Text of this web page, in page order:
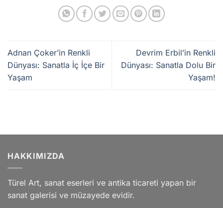
Adnan Çoker’in Renkli
Dünyası: Sanatla İç İçe Bir
Yaşam
Devrim Erbil’in Renkli
Dünyası: Sanatla Dolu Bir
Yaşam!
HAKKIMIZDA
Türel Art, sanat eserleri ve antika ticareti yapan bir
sanat galerisi ve müzayede evidir.